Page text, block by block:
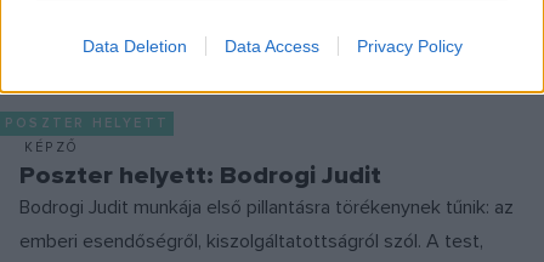
Data Deletion Data Access Privacy Policy
EZ IS ÉRDEKELHETI
POSZTER HELYETT
KÉPZŐ
Poszter helyett: Bodrogi Judit
Bodrogi Judit munkája első pillantásra törékenynek tűnik: az
emberi esendőségről, kiszolgáltatottságról szól. A test,